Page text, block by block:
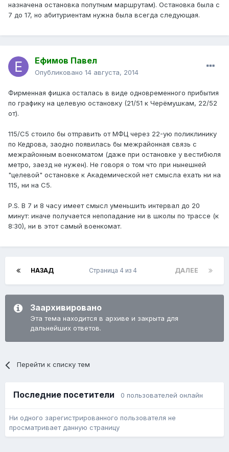
назначена остановка попутным маршрутам). Остановка была с
7 до 17, но абитуриентам нужна была всегда следующая.
Ефимов Павел
Опубликовано 14 августа, 2014
Фирменная фишка осталась в виде одновременного прибытия
по графику на целевую остановку (21/51 к Черёмушкам, 22/52
от).
115/С5 стоило бы отправить от МФЦ через 22-ую поликлинику
по Кедрова, заодно появилась бы межрайонная связь с
межрайонным военкоматом (даже при остановке у вестибюля
метро, заезд не нужен). Не говоря о том что при нынешней
"целевой" остановке к Академической нет смысла ехать ни на
115, ни на С5.
P.S. В 7 и 8 часу имеет смысл уменьшить интервал до 20
минут: иначе получается непопадание ни в школы по трассе (к
8:30), ни в этот самый военкомат.
НАЗАД ДАЛЕЕ
Страница 4 из 4
Заархивировано
Эта тема находится в архиве и закрыта для
дальнейших ответов.
Перейти к списку тем
Последние посетители 0 пользователей онлайн
Ни одного зарегистрированного пользователя не
просматривает данную страницу